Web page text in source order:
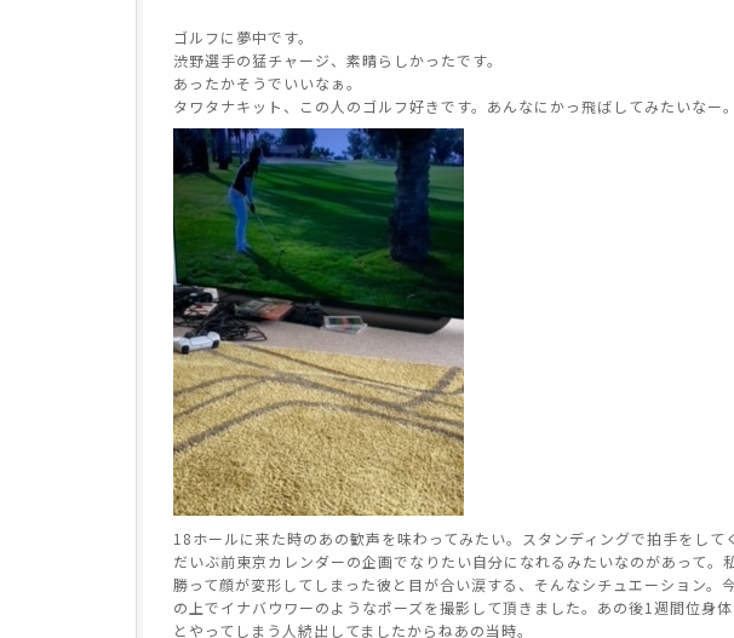
ゴルフに夢中です。
渋野選手の猛チャージ、素晴らしかったです。
あったかそうでいいなぁ。
タワタナキット、この人のゴルフ好きです。あんなにかっ飛ばしてみたいなー。
18ホールに来た時のあの歓声を味わってみたい。スタンディングで拍手をし
だいぶ前東京カレンダーの企画でなりたい自分になれるみたいなのがあって
勝って顔が変形してしまった彼と目が合い涙する、そんなシチュエーション
の上でイナバウワーのようなポーズを撮影して頂きました。あの後1週間位身
とやってしまう人続出してましたからねあの当時。